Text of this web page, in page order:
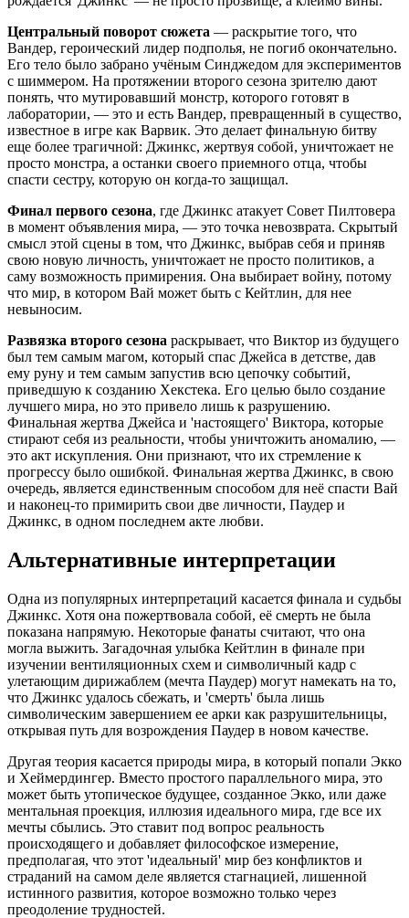
Центральный поворот сюжета — раскрытие того, что
Вандер, героический лидер подполья, не погиб окончательно.
Его тело было забрано учёным Синджедом для экспериментов
с шиммером. На протяжении второго сезона зрителю дают
понять, что мутировавший монстр, которого готовят в
лаборатории, — это и есть Вандер, превращенный в существо,
известное в игре как Варвик. Это делает финальную битву
еще более трагичной: Джинкс, жертвуя собой, уничтожает не
просто монстра, а останки своего приемного отца, чтобы
спасти сестру, которую он когда-то защищал.
Финал первого сезона, где Джинкс атакует Совет Пилтовера
в момент объявления мира, — это точка невозврата. Скрытый
смысл этой сцены в том, что Джинкс, выбрав себя и приняв
свою новую личность, уничтожает не просто политиков, а
саму возможность примирения. Она выбирает войну, потому
что мир, в котором Вай может быть с Кейтлин, для нее
невыносим.
Развязка второго сезона раскрывает, что Виктор из будущего
был тем самым магом, который спас Джейса в детстве, дав
ему руну и тем самым запустив всю цепочку событий,
приведшую к созданию Хекстека. Его целью было создание
лучшего мира, но это привело лишь к разрушению.
Финальная жертва Джейса и 'настоящего' Виктора, которые
стирают себя из реальности, чтобы уничтожить аномалию, —
это акт искупления. Они признают, что их стремление к
прогрессу было ошибкой. Финальная жертва Джинкс, в свою
очередь, является единственным способом для неё спасти Вай
и наконец-то примирить свои две личности, Паудер и
Джинкс, в одном последнем акте любви.
Альтернативные интерпретации
Одна из популярных интерпретаций касается финала и судьбы
Джинкс. Хотя она пожертвовала собой, её смерть не была
показана напрямую. Некоторые фанаты считают, что она
могла выжить. Загадочная улыбка Кейтлин в финале при
изучении вентиляционных схем и символичный кадр с
улетающим дирижаблем (мечта Паудер) могут намекать на то,
что Джинкс удалось сбежать, и 'смерть' была лишь
символическим завершением ее арки как разрушительницы,
открывая путь для возрождения Паудер в новом качестве.
Другая теория касается природы мира, в который попали Экко
и Хеймердингер. Вместо простого параллельного мира, это
может быть утопическое будущее, созданное Экко, или даже
ментальная проекция, иллюзия идеального мира, где все их
мечты сбылись. Это ставит под вопрос реальность
происходящего и добавляет философское измерение,
предполагая, что этот 'идеальный' мир без конфликтов и
страданий на самом деле является стагнацией, лишенной
истинного развития, которое возможно только через
преодоление трудностей.